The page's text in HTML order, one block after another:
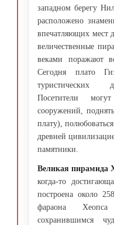
западном берегу
расположено
впечатляющих мест
величественные
веками поражают
Сегодня плато
туристических
Посетители
сооружений,
плату),
древней
памятники.
Великая пирамида
когда-то
построена около
фараона
сохранившимся